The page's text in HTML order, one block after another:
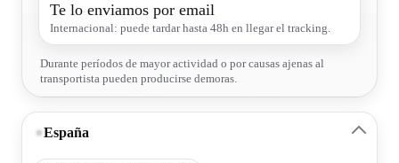
Te lo enviamos por email
Internacional: puede tardar hasta 48h en llegar el tracking.
Durante períodos de mayor actividad o por causas ajenas al
transportista pueden producirse demoras.
España